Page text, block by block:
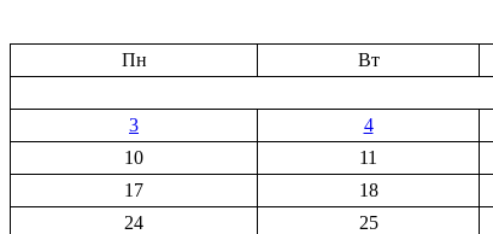
Пн
Вт
3
4
10
11
17
18
24
25